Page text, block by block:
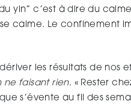
yin” c’est à dire du
calme. Le confinement
les résultats de nos
ne faisant rien. « Rester
s’évente au fil des